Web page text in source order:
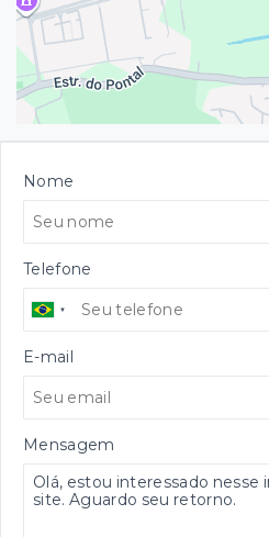
Nome
Telefone
E-mail
Mensagem